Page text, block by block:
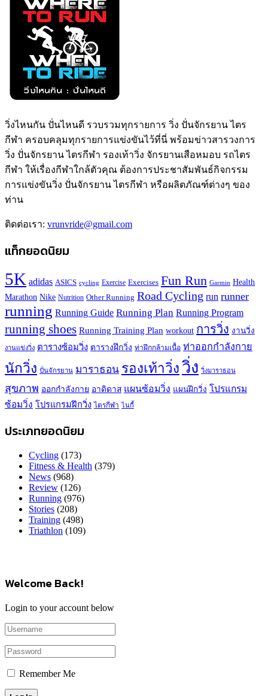
วิ่งไหนกัน ปั่นไหนดี รวบรวมทุกรายการ วิ่ง ปั่นจักรยาน ไตร
กีฬา ครอบคลุมทุกรายการแข่งขันไว้ที่นี่ พร้อมข่าวสารวงการ
วิ่ง ปั่นจักรยาน ไตรกีฬา รองเท้าวิ่ง จักรยานเสือหมอบ รถไตร
กีฬา ให้เรื่องกีฬาใกล้ตัวคุณ ต้องการประชาสัมพันธ์กิจกรรม
การแข่งขันวิ่ง ปั่นจักรยาน ไตรกีฬา หรือผลิตภัณฑ์ต่างๆ ของ
ท่าน
ติดต่อเรา: vrunvride@gmail.com
แท็กยอดนิยม
5K adidas ASICS cycling Exercise Exercises Fun Run Garmin Health
Marathon Nike Nutrition Other Running Road Cycling run runner
running Running Guide Running Plan Running Program
running shoes Running Training Plan workout การวิ่ง งานวิ่ง
งานแข่งวิ่ง ตารางซ้อมวิ่ง ตารางฝึกวิ่ง ท่าฝึกกล้ามเนื้อ ท่าออกกำลังกาย
นักวิ่ง ปั่นจักรยาน มาราธอน รองเท้าวิ่ง วิ่ง วิ่งมาราธอน
สุขภาพ ออกกำลังกาย อาดิดาส แผนซ้อมวิ่ง แผนฝึกวิ่ง โปรแกรม
ซ้อมวิ่ง โปรแกรมฝึกวิ่ง ไตรกีฬา ไนกี้
ประเภทยอดนิยม
Cycling (173)
Fitness & Health (379)
News (968)
Review (126)
Running (976)
Stories (208)
Training (498)
Triathlon (109)
Welcome Back!
Login to your account below
Remember Me